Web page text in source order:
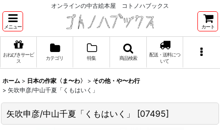
オンラインの中古絵本屋 コトノハブックス
メニュー カート
おねびきサービ
ス
カテゴリ 特集 商品検索
配送・送料につ
いて
ホーム > 日本の作家〈ま〜わ〉 > その他・や〜わ行
> 矢吹申彦/中山千夏「くもはいく」
矢吹申彦/中山千夏「くもはいく」 [07495]